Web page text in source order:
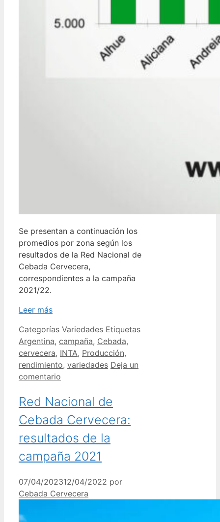
Se presentan a continuación los
promedios por zona según los
resultados de la Red Nacional de
Cebada Cervecera,
correspondientes a la campaña
2021/22.
Leer más
Categorías Variedades Etiquetas
Argentina, campaña, Cebada,
cervecera, INTA, Producción,
rendimiento, variedades Deja un
comentario
Red Nacional de
Cebada Cervecera:
resultados de la
campaña 2021
07/04/202312/04/2022 por
Cebada Cervecera